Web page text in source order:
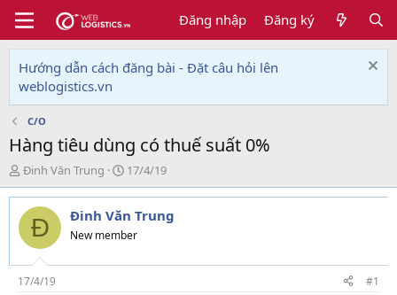
Đăng nhập Đăng ký
Hướng dẫn cách đăng bài - Đặt câu hỏi lên
weblogistics.vn
C/O
Hàng tiêu dùng có thuế suất 0%
T
h
r
e
d
s
t
Đinh Văn Trung
N
g
à
y
g
i
17/4/19
Đ Đinh Văn Trung
New member
17/4/19 #1